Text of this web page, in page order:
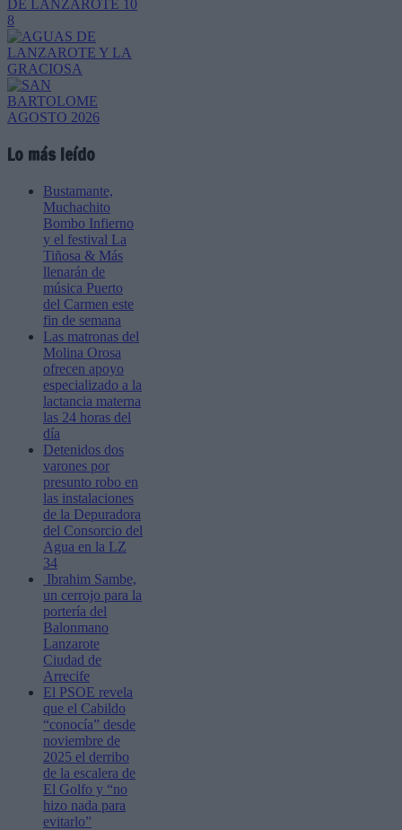
Lo más leído
Bustamante,
Muchachito
Bombo Infierno
y el festival La
Tiñosa & Más
llenarán de
música Puerto
del Carmen este
fin de semana
Las matronas del
Molina Orosa
ofrecen apoyo
especializado a la
lactancia materna
las 24 horas del
día
Detenidos dos
varones por
presunto robo en
las instalaciones
de la Depuradora
del Consorcio del
Agua en la LZ
34
Ibrahim Sambe,
un cerrojo para la
portería del
Balonmano
Lanzarote
Ciudad de
Arrecife
El PSOE revela
que el Cabildo
“conocía” desde
noviembre de
2025 el derribo
de la escalera de
El Golfo y “no
hizo nada para
evitarlo”